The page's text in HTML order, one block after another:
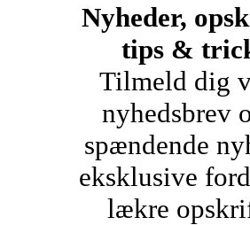
Nyheder,
tips &
Tilmeld dig
nyhedsbrev
spændende
eksklusive
lækre